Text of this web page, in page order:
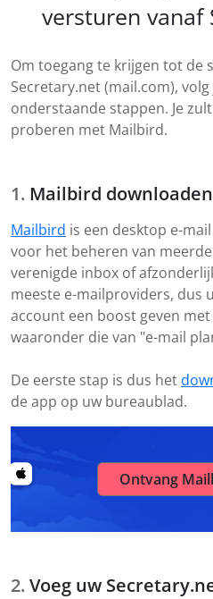
versturen vanaf
Om toegang te krijgen tot de
Secretary.net (mail.com),
onderstaande stappen. Je
proberen met Mailbird.
Mailbird
Mailbird is een desktop e-
voor het beheren van
verenigde inbox of
meeste e-mailproviders, dus
account een boost geven
waaronder die van "e-mail
De eerste stap is dus het
de app op uw bureaublad.
Ontvang
Voeg uw